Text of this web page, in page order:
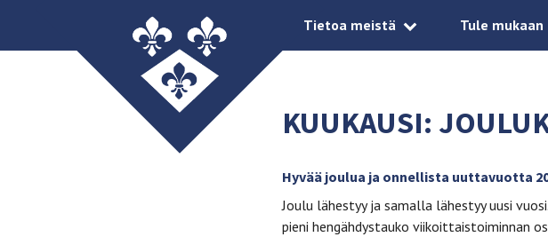
Tietoa meistä Tule mukaan
KUUKAUSI:
Hyvää joulua ja onnellista uuttavuotta
Joulu lähestyy ja samalla lähestyy uusi
pieni hengähdystauko viikoittaistoiminnan